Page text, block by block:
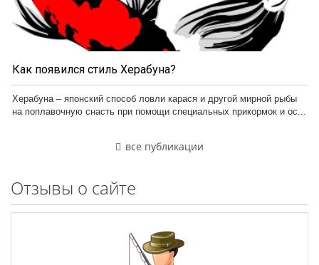
Как появился стиль Херабуна?
Херабуна – японский способ ловли карася и другой мирной рыбы
на поплавочную снасть при помощи специальных прикормок и ос...
все публикации
Отзывы о сайте